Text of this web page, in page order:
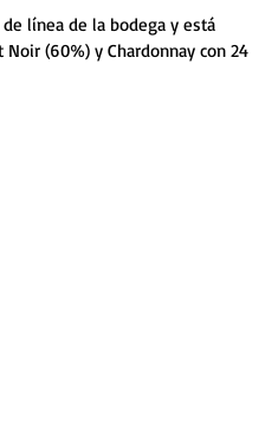
línea de la bodega y está
(60%) y Chardonnay con 24